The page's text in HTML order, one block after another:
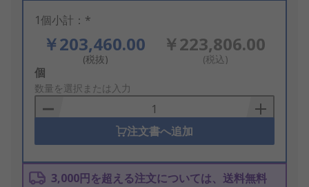
1個小計：*
￥203,460.00
(税抜)
￥223,806.00
(税込)
Add
to
Basket
個
数量を選択または入力
注文書へ追加
3,000円を超える注文については、送料無料